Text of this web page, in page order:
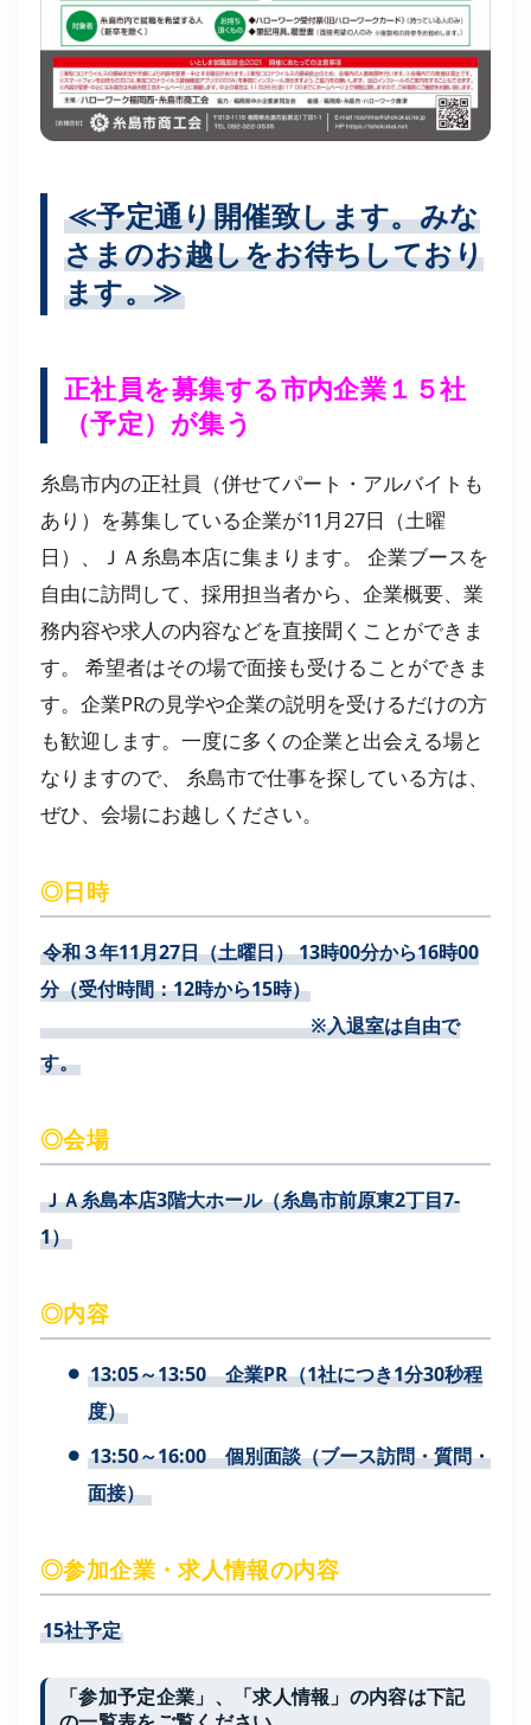
≪予定通り開催致します。みな
さまのお越しをお待ちしており
ます。≫
正社員を募集する市内企業１５社
（予定）が集う
糸島市内の正社員（併せてパート・アルバイトも
あり）を募集している企業が11月27日（土曜
日）、ＪＡ糸島本店に集まります。 企業ブースを
自由に訪問して、採用担当者から、企業概要、業
務内容や求人の内容などを直接聞くことができま
す。 希望者はその場で面接も受けることができま
す。企業PRの見学や企業の説明を受けるだけの方
も歓迎します。一度に多くの企業と出会える場と
なりますので、 糸島市で仕事を探している方は、
ぜひ、会場にお越しください。
◎日時
令和３年11月27日（土曜日）13時00分から16時00
分（受付時間：12時から15時）
※入退室は自由で
す。
◎会場
ＪＡ糸島本店3階大ホール（糸島市前原東2丁目7-
1）
◎内容
13:05～13:50 企業PR（1社につき1分30秒程
度）
13:50～16:00 個別面談（ブース訪問・質問・
面接）
◎参加企業・求人情報の内容
15社予定
「参加予定企業」、「求人情報」の内容は下記